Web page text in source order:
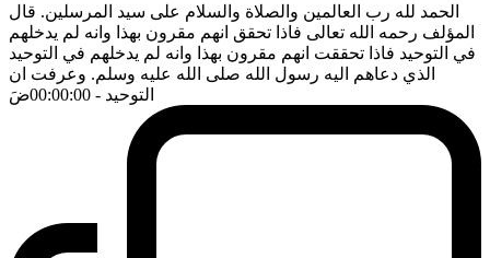
الحمد لله رب العالمين والصلاة والسلام على سيد المرسلين. قال
المؤلف رحمه الله تعالى فاذا تحقق انهم مقرون بهذا وانه لم يدخلهم
في التوحيد فاذا تحققت انهم مقرون بهذا وانه لم يدخلهم في التوحيد
الذي دعاهم اليه رسول الله صلى الله عليه وسلم. وعرفت ان
التوحيد - 00:00:00 ضَ